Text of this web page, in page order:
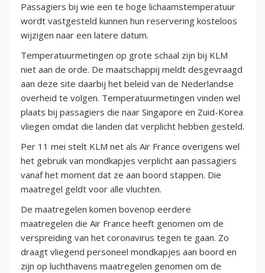
Passagiers bij wie een te hoge lichaamstemperatuur
wordt vastgesteld kunnen hun reservering kosteloos
wijzigen naar een latere datum.
Temperatuurmetingen op grote schaal zijn bij KLM
niet aan de orde. De maatschappij meldt desgevraagd
aan deze site daarbij het beleid van de Nederlandse
overheid te volgen. Temperatuurmetingen vinden wel
plaats bij passagiers die naar Singapore en Zuid-Korea
vliegen omdat die landen dat verplicht hebben gesteld.
Per 11 mei stelt KLM net als Air France overigens wel
het gebruik van mondkapjes verplicht aan passagiers
vanaf het moment dat ze aan boord stappen. Die
maatregel geldt voor alle vluchten.
De maatregelen komen bovenop eerdere
maatregelen die Air France heeft genomen om de
verspreiding van het coronavirus tegen te gaan. Zo
draagt vliegend personeel mondkapjes aan boord en
zijn op luchthavens maatregelen genomen om de